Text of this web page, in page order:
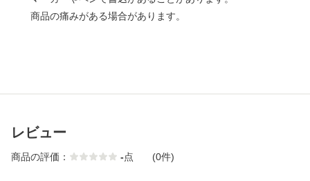
商品の痛みがある場合があります。
レビュー
商品の評価： -点 (0件)